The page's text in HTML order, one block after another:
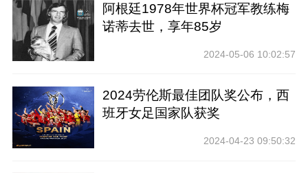
阿根廷1978年世界杯冠军教练梅
诺蒂去世，享年85岁
2024-05-06 10:02:57
2024劳伦斯最佳团队奖公布，西
班牙女足国家队获奖
2024-04-23 09:50:32